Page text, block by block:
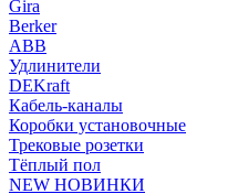
Gira
Berker
ABB
Удлинители
DEKraft
Кабель-каналы
Коробки установочные
Трековые розетки
Тёплый пол
NEW НОВИНКИ